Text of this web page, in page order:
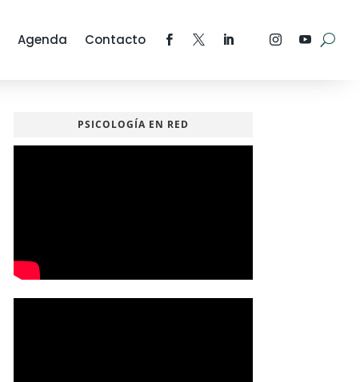
Agenda Contacto
PSICOLOGÍA EN RED